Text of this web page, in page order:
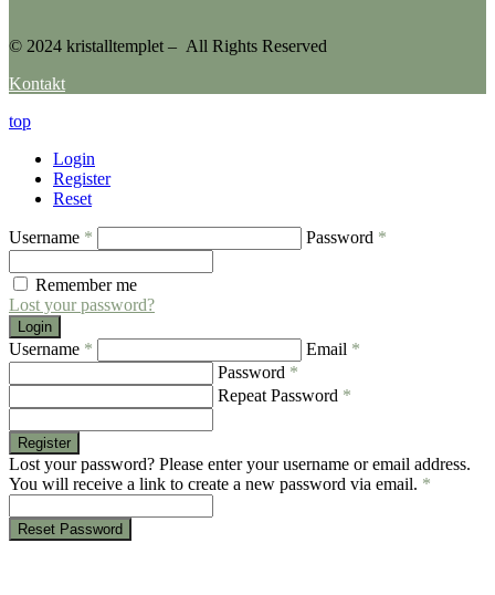
© 2024 kristalltemplet – All Rights Reserved
Kontakt
top
Login
Register
Reset
Username * Password *
Remember me
Lost your password?
Login
Username * Email *
Password *
Repeat Password *
Register
Lost your password? Please enter your username or email address.
You will receive a link to create a new password via email. *
Reset Password